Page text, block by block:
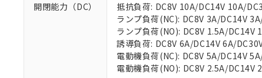
開閉能力（DC）
抵抗負荷: DC8V 10A/DC14V 10A/
ランプ負荷(NC): DC8V 3A/DC14V
ランプ負荷(NO): DC8V 1.5A/DC14V
誘導負荷: DC8V 6A/DC14V 6A/
電動機負荷(NC): DC8V 5A/DC14V
電動機負荷(NO): DC8V 2.5A/DC14V
※1 対応状況